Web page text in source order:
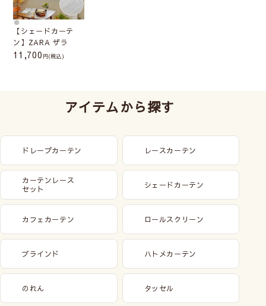
サイズの測り方
メカ本体は分解したり、生地からコードを
外さないでください。
(壊れたりシェードが綺麗
にあがらなくなる恐れがあります)
【シェードカーテ
ン】ZARA ザラ
11,700 (税込)
アイテムから探す
ドレープカーテン レースカーテン
カーテンレース
セット
シェードカーテン
カフェカーテン ロールスクリーン
ブラインド ハトメカーテン
のれん タッセル